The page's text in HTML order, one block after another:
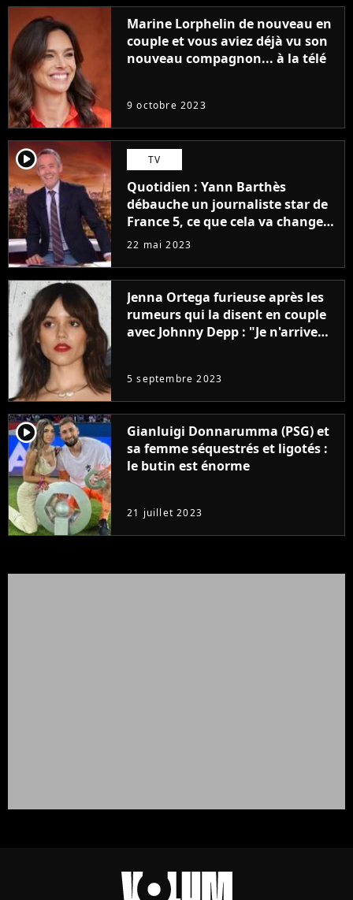
Marine Lorphelin de nouveau en
couple et vous aviez déjà vu son
nouveau compagnon... à la télé
9 octobre 2023
player2 TV
Quotidien : Yann Barthès
débauche un journaliste star de
France 5, ce que cela va changer
à la rentrée
22 mai 2023
Jenna Ortega furieuse après les
rumeurs qui la disent en couple
avec Johnny Depp : "Je n'arrive
5 septembre 2023
player2
Gianluigi Donnarumma (PSG) et
sa femme séquestrés et ligotés :
le butin est énorme
21 juillet 2023